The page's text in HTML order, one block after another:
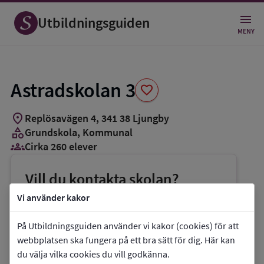
Vi använder kakor
På Utbildningsguiden använder vi kakor (cookies) för att
webbplatsen ska fungera på ett bra sätt för dig. Här kan
du välja vilka cookies du vill godkänna.
Utbildningsguiden MENY
Astradskolan 3 favorite
Spara
som
favorit
location_on Replösavägen 4, 341 38 Ljungby
categoryGrundskola, Kommunal
groups_3Cirka 260 elever
Vill du kontakta skolan?
phoneTelefon:0372-784250
E-post: patrik.svensson@skola.ljungby.se
link Webbplats:Astradskolan 3